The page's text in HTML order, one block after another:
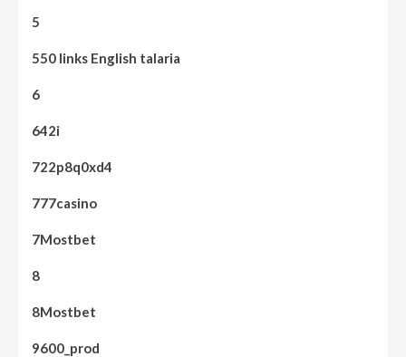
5
550 links English talaria
6
642i
722p8q0xd4
777casino
7Mostbet
8
8Mostbet
9600_prod